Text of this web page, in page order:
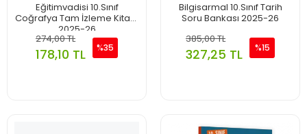
Eğitimvadisi 10.Sınıf
Coğrafya Tam İzleme Kitabı
2025-26
274,00 TL
178,10 TL %35
Bilgisarmal 10.Sınıf Tarih
Soru Bankası 2025-26
385,00 TL
327,25 TL %15